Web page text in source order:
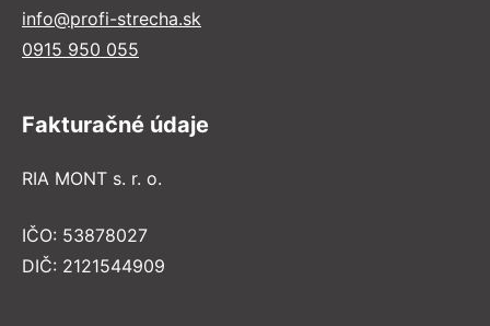
info@profi-strecha.sk
0915 950 055
Fakturačné údaje
RIA MONT s. r. o.
IČO: 53878027
DIČ: 2121544909